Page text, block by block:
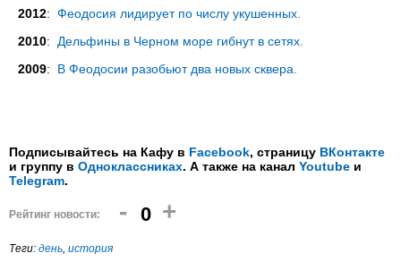
2012: Феодосия лидирует по числу укушенных.
2010: Дельфины в Черном море гибнут в сетях.
2009: В Феодосии разобьют два новых сквера.
Подписывайтесь на Кафу в Facebook, страницу ВКонтакте
и группу в Одноклассниках. А также на канал Youtube и
Telegram.
Рейтинг новости: - 0 +
Теги: день, история